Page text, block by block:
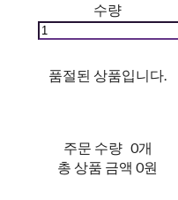
수량
품절된 상품입니다.
주문 수량 0개
총 상품 금액 0원